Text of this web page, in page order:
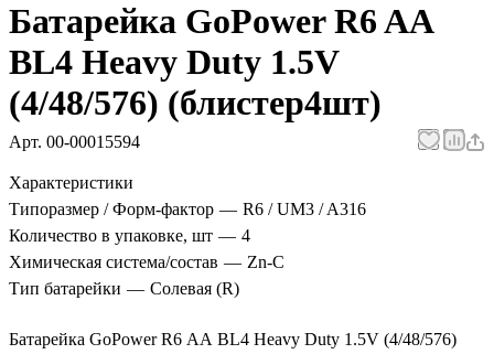
Батарейка GoPower R6 AA
BL4 Heavy Duty 1.5V
(4/48/576) (блистер4шт)
Арт. 00-00015594
Характеристики
Типоразмер / Форм-фактор — R6 / UM3 / A316
Количество в упаковке, шт — 4
Химическая система/состав — Zn-C
Тип батарейки — Солевая (R)
Батарейка GoPower R6 AA BL4 Heavy Duty 1.5V (4/48/576)